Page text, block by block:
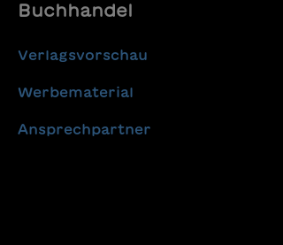
Buchhandel
Verlagsvorschau
Werbematerial
Ansprechpartner